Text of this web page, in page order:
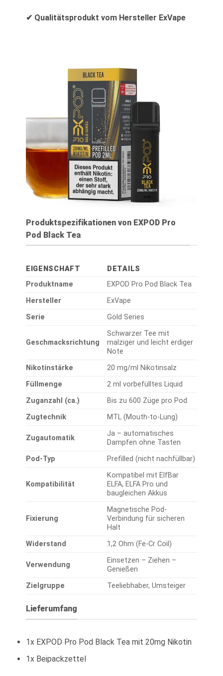
✔ Qualitätsprodukt vom Hersteller ExVape
Produktspezifikationen von EXPOD Pro
Pod Black Tea
EIGENSCHAFT
DETAILS
Produktname
EXPOD Pro Pod Black Tea
Hersteller
ExVape
Serie
Gold Series
Geschmacksrichtung
Schwarzer Tee mit
malziger und leicht erdiger
Note
Nikotinstärke
20 mg/ml Nikotinsalz
Füllmenge
2 ml vorbefülltes Liquid
Zuganzahl (ca.)
Bis zu 600 Züge pro Pod
Zugtechnik
MTL (Mouth-to-Lung)
Zugautomatik
Ja – automatisches
Dampfen ohne Tasten
Pod-Typ
Prefilled (nicht nachfüllbar)
Kompatibilität
Kompatibel mit ElfBar
ELFA, ELFA Pro und
baugleichen Akkus
Fixierung
Magnetische Pod-
Verbindung für sicheren
Halt
Widerstand
1,2 Ohm (Fe-Cr Coil)
Verwendung
Einsetzen – Ziehen –
Genießen
Zielgruppe
Teeliebhaber, Umsteiger
Lieferumfang
1x EXPOD Pro Pod Black Tea mit 20mg Nikotin
1x Beipackzettel